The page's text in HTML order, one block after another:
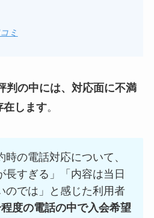
ミ
判の中には、対応面に不満
在します。
時の電話対応について、
長すぎる」「内容は当日
のでは」と感じた利用者
度の電話の中で入会希望